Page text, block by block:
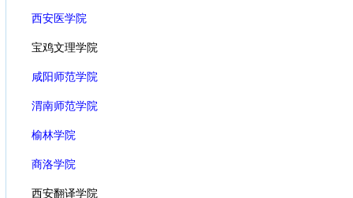
西安医学院
宝鸡文理学院
咸阳师范学院
渭南师范学院
榆林学院
商洛学院
西安翻译学院